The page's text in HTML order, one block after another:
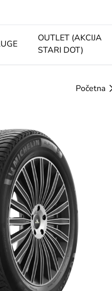
OUTLET (AKCIJA
STARI DOT)
Početna